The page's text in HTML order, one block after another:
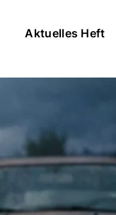
Aktuelles Heft